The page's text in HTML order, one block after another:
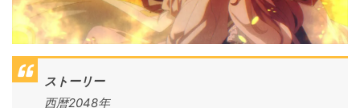
ストーリー
西暦2048年